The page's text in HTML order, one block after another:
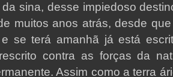
sina, desse impiedoso
muitos anos atrás, desde
se terá amanhã já está
contra as forças da
Assim como a terra